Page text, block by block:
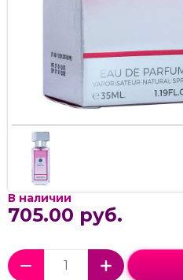
В наличии
705.00 руб.